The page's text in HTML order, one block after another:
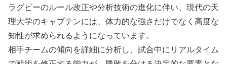
ラグビーのルール改正や分析技術の進化に伴い、現代の天
理大学のキャプテンには、体力的な強さだけでなく高度な
知性が求められるようになっています。
相手チームの傾向を詳細に分析し、試合中にリアルタイム